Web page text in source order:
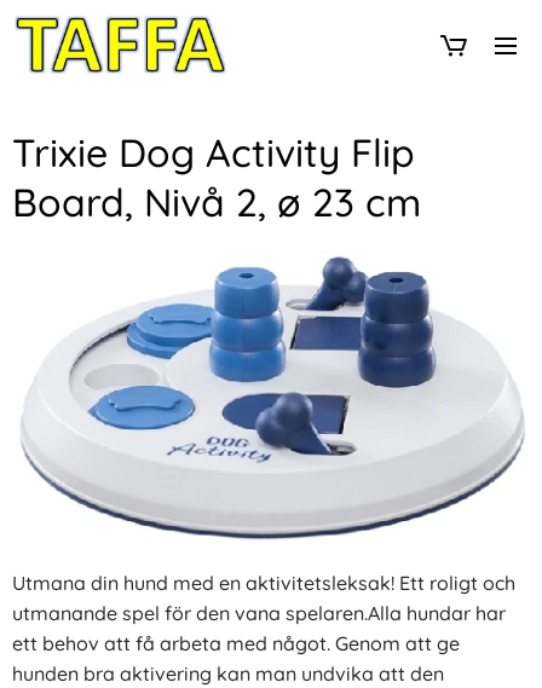
Trixie Dog Activity Flip
Board, Nivå 2, ø 23 cm
Utmana din hund med en aktivitetsleksak! Ett roligt och
utmanande spel för den vana spelaren.Alla hundar har
ett behov att få arbeta med något. Genom att ge
hunden bra aktivering kan man undvika att den